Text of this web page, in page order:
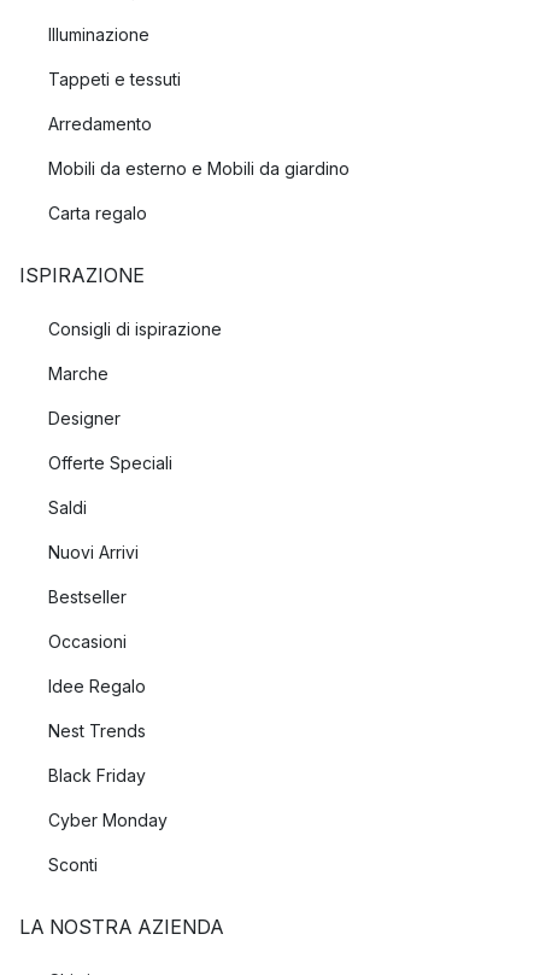
Illuminazione
Tappeti e tessuti
Arredamento
Mobili da esterno e Mobili da giardino
Carta regalo
ISPIRAZIONE
Consigli di ispirazione
Marche
Designer
Offerte Speciali
Saldi
Nuovi Arrivi
Bestseller
Occasioni
Idee Regalo
Nest Trends
Black Friday
Cyber Monday
Sconti
LA NOSTRA AZIENDA